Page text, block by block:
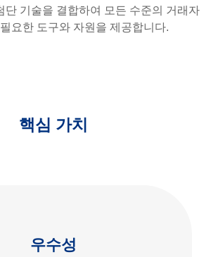
단 기술을 결합하여 모든 수준의 거래자
요한 도구와 자원을 제공합니다.
핵심 가치
우수성